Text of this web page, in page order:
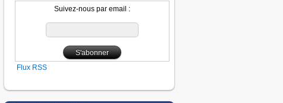
Suivez-nous par email :
Flux RSS